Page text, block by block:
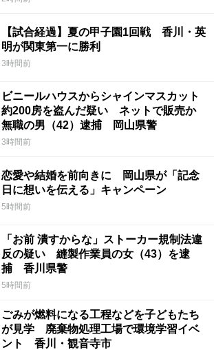
【試合経過】夏の甲子園1回戦 香川・英
明が関東第一に勝利
3時間前
ビニールハウスからシャインマスカット
約200房を盗んだ疑い ネットで販売か
無職の男（42）逮捕 岡山県警
3時間前
恋愛や結婚を前向きに 岡山県が「記念
日に想いを伝える」キャンペーン
5時間前
「お前 潰すからな」ストーカー規制法違
反の疑い 縫製作業員の女（43）を逮
捕 香川県警
5時間前
ごみが燃料になる工程などを子どもたち
が見学 廃棄物処理工場で環境学習イベ
ント 香川・観音寺市